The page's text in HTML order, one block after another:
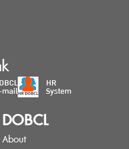
DOBCL
About